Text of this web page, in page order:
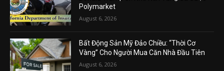
Polymarket
August 6, 2026
Bất Động Sản Mỹ Đảo Chiều: “Thời Cơ
Vàng” Cho Người Mua Căn Nhà Đầu Tiên
August 6, 2026